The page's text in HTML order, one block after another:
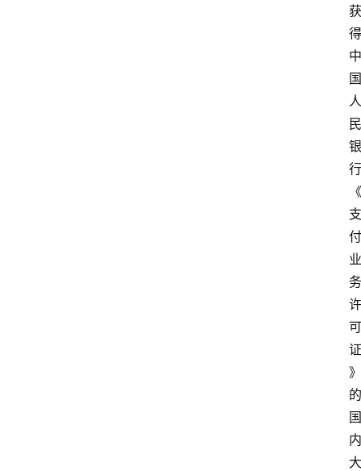
获
得
中
国
人
民
银
行
《
支
付
业
务
许
可
证
》
的
国
内
大